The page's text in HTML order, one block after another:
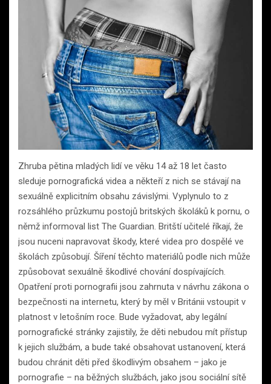
Zhruba pětina mladých lidí ve věku 14 až 18 let často
sleduje pornografická videa a někteří z nich se stávají na
sexuálně explicitním obsahu závislými. Vyplynulo to z
rozsáhlého průzkumu postojů britských školáků k pornu, o
němž informoval list The Guardian. Britští učitelé říkají, že
jsou nuceni napravovat škody, které videa pro dospělé ve
školách způsobují. Šíření těchto materiálů podle nich může
způsobovat sexuálně škodlivé chování dospívajících.
Opatření proti pornografii jsou zahrnuta v návrhu zákona o
bezpečnosti na internetu, který by měl v Británii vstoupit v
platnost v letošním roce. Bude vyžadovat, aby legální
pornografické stránky zajistily, že děti nebudou mít přístup
k jejich službám, a bude také obsahovat ustanovení, která
budou chránit děti před škodlivým obsahem – jako je
pornografie – na běžných službách, jako jsou sociální sítě